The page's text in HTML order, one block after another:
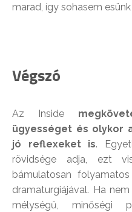
marad, így sohasem
Végszó
Az Inside
ügyességet és olykor
jó reflexeket is.
rövidsége adja, ezt
bámulatosan
dramaturgiájával. Ha
mélységű, minőségi